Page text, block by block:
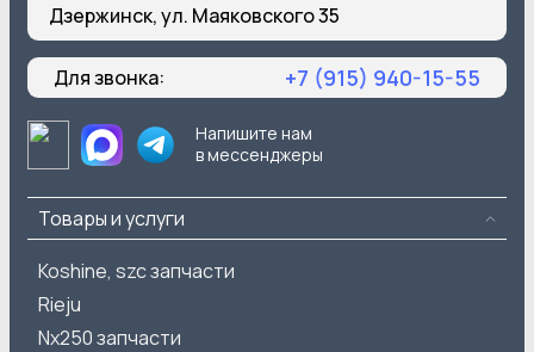
Дзержинск, ул. Маяковского 35
Для звонка: +7 (915) 940-15-55
Напишите нам
в мессенджеры
Товары и услуги
Koshine, szc запчасти
Rieju
Nx250 запчасти